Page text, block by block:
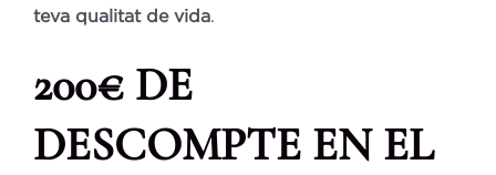
teva qualitat de vida.
200€DE
DESCOMPTE EN EL